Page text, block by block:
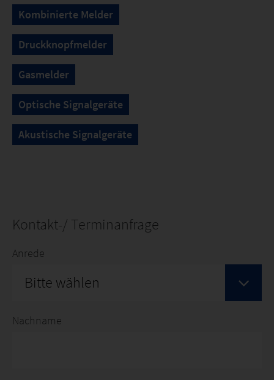
Kombinierte Melder
Druckknopfmelder
Gasmelder
Optische Signalgeräte
Akustische Signalgeräte
Kontakt-/ Terminanfrage
Anrede
Bitte wählen
Nachname